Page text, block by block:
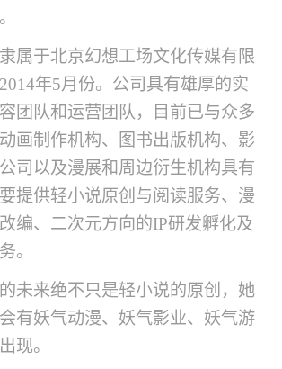
属于北京幻想工场文化传媒有限
年5月份。公司具有雄厚的实
团队和运营团队，目前已与众多
画制作机构、图书出版机构、影
司以及漫展和周边衍生机构具有
提供轻小说原创与阅读服务、漫
编、二次元方向的IP研发孵化及
。
未来绝不只是轻小说的原创，她
有妖气动漫、妖气影业、妖气游
现。